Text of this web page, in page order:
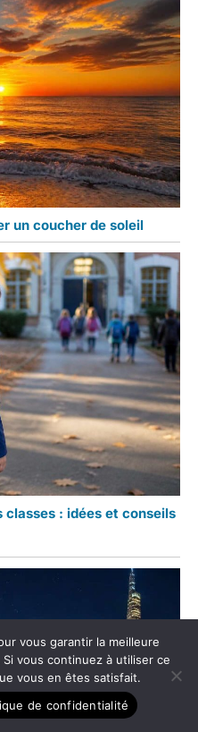
un coucher de soleil
: idées et conseils
vous garantir la meilleure
vous continuez à utiliser ce
vous en êtes satisfait.
de confidentialité